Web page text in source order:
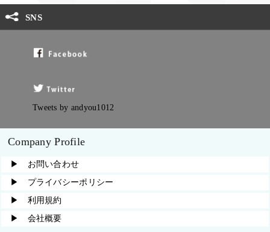
SNS
Tweets by andyou1012
Company Profile
▶︎ お問い合わせ
▶︎ プライバシーポリシー
▶︎ 利用規約
▶︎ 会社概要